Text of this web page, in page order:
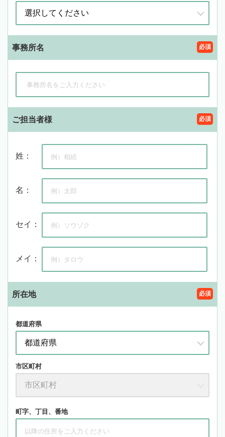
事務所名 必須
ご担当者様 必須
姓：
名：
セイ：
メイ：
所在地 必須
都道府県
市区町村
町字、丁目、番地